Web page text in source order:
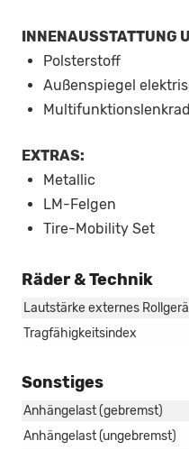
INNENAUSSTATTUNG
Polsterstoff
Außenspiegel
Multifunktionslenkrad
EXTRAS:
Metallic
LM-Felgen
Tire-Mobility Set
Räder & Technik
Lautstärke externes
Tragfähigkeitsindex
Sonstiges
Anhängelast (gebremst)
Anhängelast (ungebremst)